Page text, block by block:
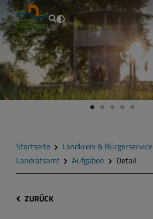
Startseite
Landkreis & Bürgerservice
Landratsamt
Aufgaben Detail
ZURÜCK